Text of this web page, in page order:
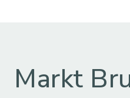
Markt